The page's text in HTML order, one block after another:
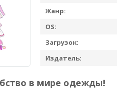
Жанр:
OS:
Загрузок:
Издатель:
в мире одежды!